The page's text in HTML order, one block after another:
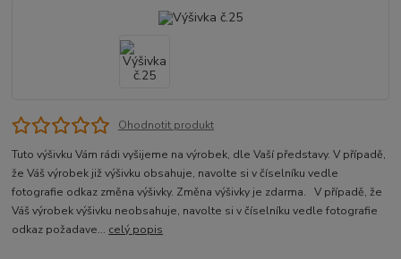
Ohodnotit produkt
Tuto výšivku Vám rádi vyšijeme na výrobek, dle Vaší představy. V případě,
že Váš výrobek již výšivku obsahuje, navolte si v číselníku vedle
fotografie odkaz změna výšivky. Změna výšivky je zdarma. V případě, že
Váš výrobek výšivku neobsahuje, navolte si v číselníku vedle fotografie
odkaz požadave... celý popis